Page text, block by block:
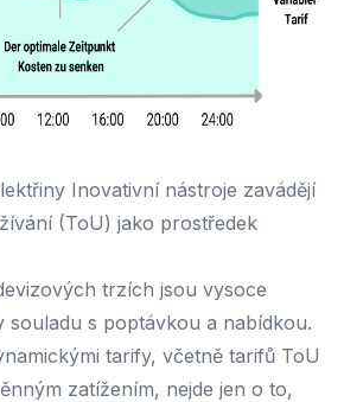
Inovativní nástroje zavádějí
(ToU) jako prostředek
trzích jsou vysoce
souladu s poptávkou a nabídkou.
tarify, včetně tarifů ToU
zatížením, nejde jen o to,